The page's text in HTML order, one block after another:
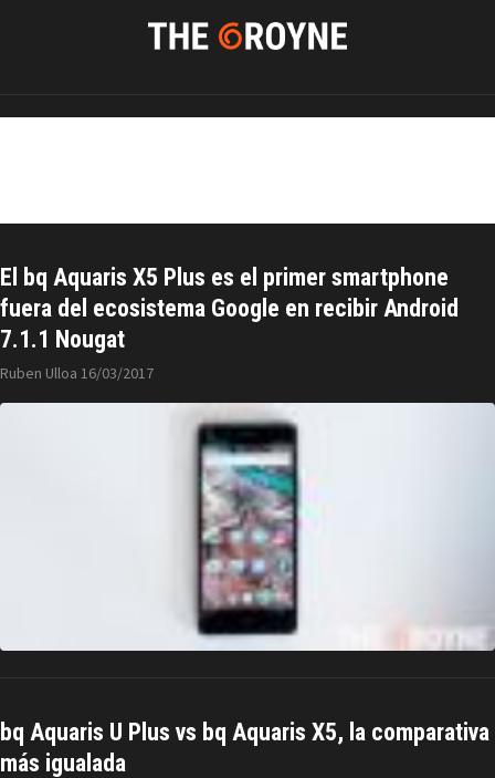
El bq Aquaris X5 Plus es el primer smartphone
fuera del ecosistema Google en recibir Android
7.1.1 Nougat
Ruben Ulloa 16/03/2017
bq Aquaris U Plus vs bq Aquaris X5, la comparativa
más igualada